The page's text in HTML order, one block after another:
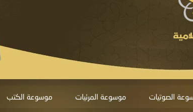
الصوتيات موسوعة المرئيات موسوعة الكتب